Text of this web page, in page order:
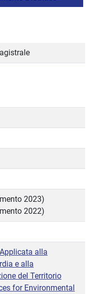
2023)
2022)
alla
e alla
del Territorio
for Environmental